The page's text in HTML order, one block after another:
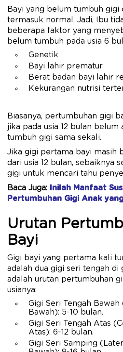
Bayi yang belum tumbuh gigi
termasuk normal. Jadi, Ibu
beberapa faktor yang
belum tumbuh pada usia 6
Genetik
Bayi lahir prematur
Berat badan bayi lahir
Kekurangan nutrisi
Biasanya, pertumbuhan gigi
jika pada usia 12 bulan belum
tumbuh gigi sama sekali.
Jika gigi pertama bayi masih
dari usia 12 bulan, sebaiknya
gigi untuk mencari tahu
Baca Juga:
Inilah Manfaat
Pertumbuhan Gigi Anak
Urutan
Bayi
Gigi bayi yang pertama kali
adalah dua gigi seri tengah di
adalah urutan pertumbuhan
usianya:
Gigi Seri Tengah
Bawah): 5-10 bulan.
Gigi Seri Tengah Atas
Atas): 6-12 bulan.
Gigi Seri Samping